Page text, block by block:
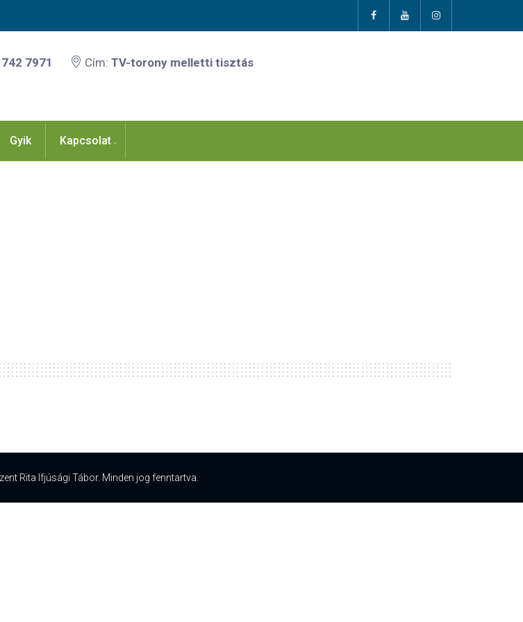
7971 Cím: TV-torony melletti tisztás
Gyik Kapcsolat
Rita Ifjúsági Tábor. Minden jog fenntartva.